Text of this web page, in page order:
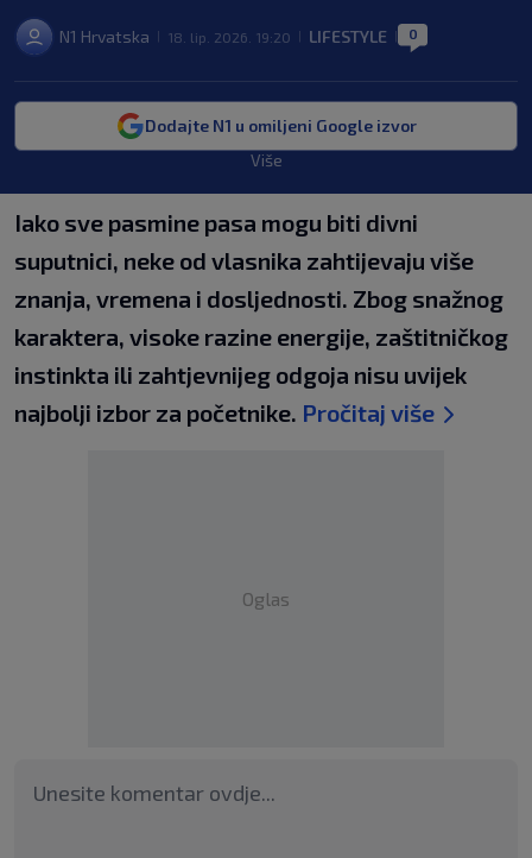
N1 Hrvatska 18. lip. 2026. 19:20 LIFESTYLE 0
Dodajte N1 u omiljeni Google izvor
Više
Iako sve pasmine pasa mogu biti divni
suputnici, neke od vlasnika zahtijevaju više
znanja, vremena i dosljednosti. Zbog snažnog
karaktera, visoke razine energije, zaštitničkog
instinkta ili zahtjevnijeg odgoja nisu uvijek
najbolji izbor za početnike. Pročitaj više
Oglas